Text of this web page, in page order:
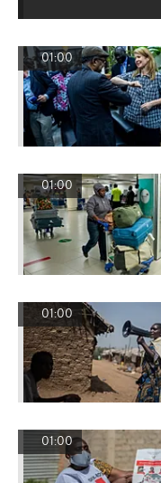
01:00
01:00
01:00
01:00